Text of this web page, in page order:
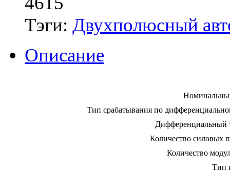
Тэги: Двухполюсный
Описание
Тип срабатывания по
Дифференциальный
Количество силовых
Количество
Тип